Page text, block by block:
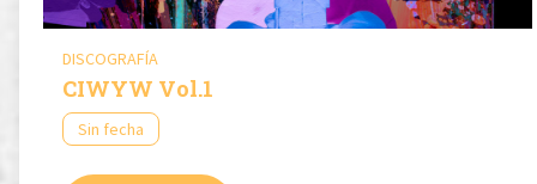
DISCOGRAFÍA
CIWYW Vol​.​1
Sin fecha